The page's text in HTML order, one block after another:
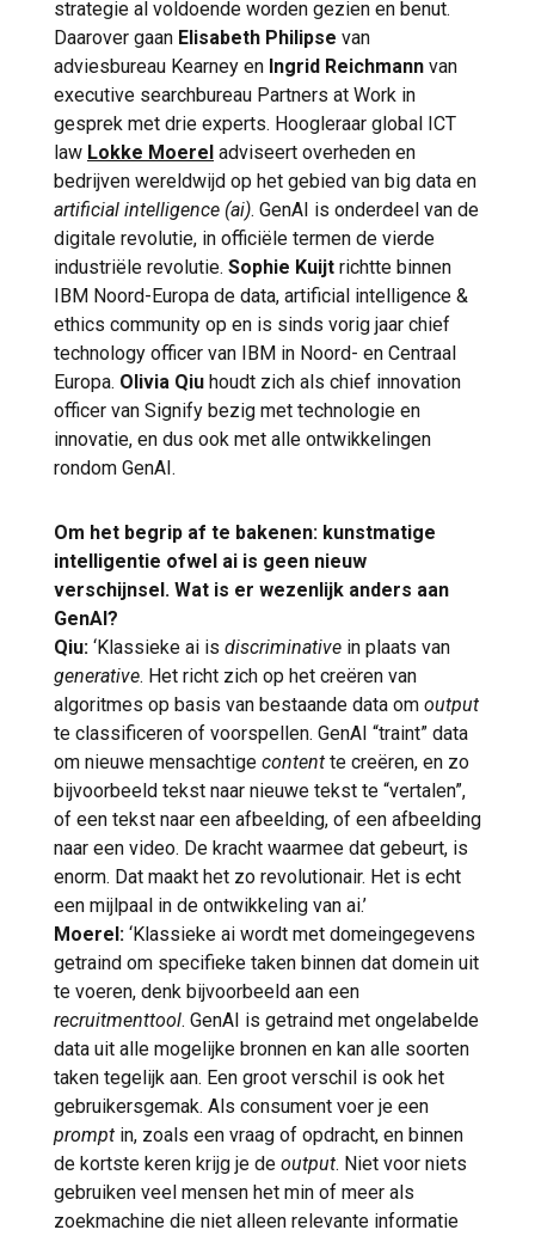
strategie al voldoende worden gezien en benut.
Daarover gaan Elisabeth Philipse van
adviesbureau Kearney en Ingrid Reichmann van
executive searchbureau Partners at Work in
gesprek met drie experts. Hoogleraar global ICT
law Lokke Moerel adviseert overheden en
bedrijven wereldwijd op het gebied van big data en
artificial intelligence (ai). GenAI is onderdeel van de
digitale revolutie, in officiële termen de vierde
industriële revolutie. Sophie Kuijt richtte binnen
IBM Noord-Europa de data, artificial intelligence &
ethics community op en is sinds vorig jaar chief
technology officer van IBM in Noord- en Centraal
Europa. Olivia Qiu houdt zich als chief innovation
officer van Signify bezig met technologie en
innovatie, en dus ook met alle ontwikkelingen
rondom GenAI.
Om het begrip af te bakenen: kunstmatige
intelligentie ofwel ai is geen nieuw
verschijnsel. Wat is er wezenlijk anders aan
GenAI?
Qiu: ‘Klassieke ai is discriminative in plaats van
generative. Het richt zich op het creëren van
algoritmes op basis van bestaande data om output
te classificeren of voorspellen. GenAI “traint” data
om nieuwe mensachtige content te creëren, en zo
bijvoorbeeld tekst naar nieuwe tekst te “vertalen”,
of een tekst naar een afbeelding, of een afbeelding
naar een video. De kracht waarmee dat gebeurt, is
enorm. Dat maakt het zo revolutionair. Het is echt
een mijlpaal in de ontwikkeling van ai.’
Moerel: ‘Klassieke ai wordt met domeingegevens
getraind om specifieke taken binnen dat domein uit
te voeren, denk bijvoorbeeld aan een
recruitmenttool. GenAI is getraind met ongelabelde
data uit alle mogelijke bronnen en kan alle soorten
taken tegelijk aan. Een groot verschil is ook het
gebruikersgemak. Als consument voer je een
prompt in, zoals een vraag of opdracht, en binnen
de kortste keren krijg je de output. Niet voor niets
gebruiken veel mensen het min of meer als
zoekmachine die niet alleen relevante informatie